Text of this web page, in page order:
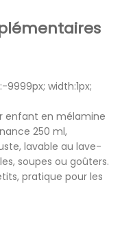
width:1px;
enfant en mélamine
250 ml,
lavable au lave-
soupes ou goûters.
pratique pour les